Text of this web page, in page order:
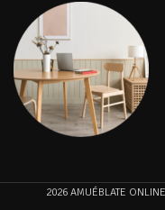
2026 AMUÉBLATE ONLINE